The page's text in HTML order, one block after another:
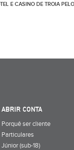
E CASINO DE TROIA
ABRIR CONTA
Porquê ser cliente
Particulares
Júnior (sub-18)